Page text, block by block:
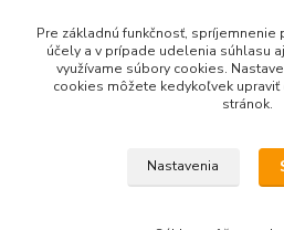
0949 476 255
08:00 - 17.00
Pre základnú funkčnosť, spríjemnenie
účely a v prípade udelenia súhlasu
využívame súbory cookies.
cookies môžete kedykoľvek
stránok.
Nastavenia